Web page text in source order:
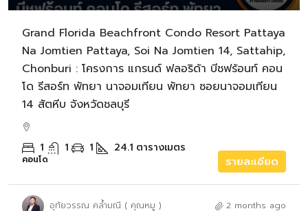
Grand Florida Beachfront Condo Resort Pattaya
Na Jomtien Pattaya, Soi Na Jomtien 14, Sattahip,
Chonburi : โครงการ แกรนด์ ฟลอริด้า บีชฟร้อนท์ คอน
โด รีสอร์ท พัทยา นาจอมเทียน พัทยา ซอยนาจอมเทียน
14 สัตหีบ จังหวัดชลบุรี
1 1 1 24.1 ตารางเมตร
คอนโด รายละเอียด
อุทัยวรรณ คล้ำมณี ( คุณหมู ) 2 months ago